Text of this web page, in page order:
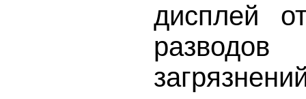
дисплей